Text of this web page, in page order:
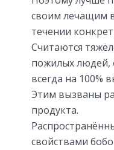
своим лечащим
течении
Считаются
пожилых людей,
всегда на 100%
Этим вызваны
продукта.
свойствами